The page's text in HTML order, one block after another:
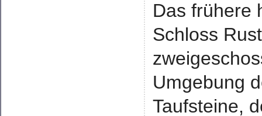
Das frühere
Schloss
Umgebung
Taufsteine,